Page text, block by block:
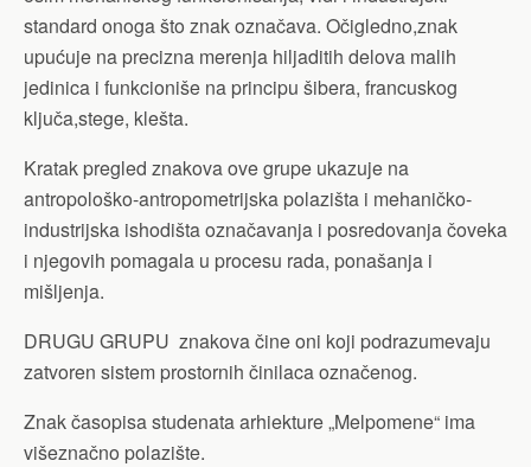
standard onoga što znak označava. Očigledno,znak
upućuje na precizna merenja hiljaditih delova malih
jedinica i funkcioniše na principu šibera, francuskog
ključa,stege, klešta.
Kratak pregled znakova ove grupe ukazuje na
antropološko-antropometrijska polazišta i mehaničko-
industrijska ishodišta označavanja i posredovanja čoveka
i njegovih pomagala u procesu rada, ponašanja i
mišljenja.
DRUGU GRUPU znakova čine oni koji podrazumevaju
zatvoren sistem prostornih činilaca označenog.
Znak časopisa studenata arhiekture „Melpomene“ ima
višeznačno polazište.